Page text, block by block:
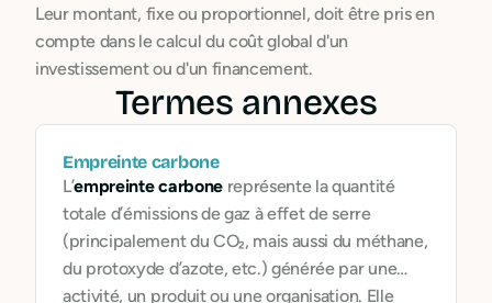
Leur montant, fixe ou proportionnel, doit être pris en
compte dans le calcul du coût global d'un
investissement ou d'un financement.
Termes annexes
Empreinte carbone
L’empreinte carbonereprésente la quantité
totale d’émissions de gaz à effet de serre
(principalement du CO₂, mais aussi du méthane,
du protoxyde d’azote, etc.) générée par une
activité, un produit ou une organisation. Elle